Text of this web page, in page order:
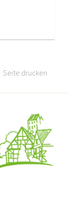
Seite drucken